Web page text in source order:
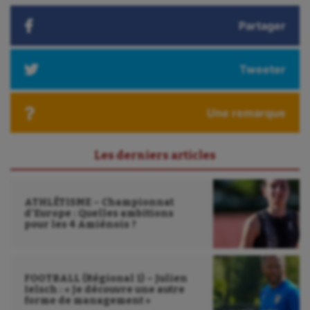
Paddle
Pétanque
Plongée
Roller-derby
Sport adapté
Partager
Tweeter
Une remarque
Les derniers articles
ATHLÉTISME – Championnat
d’Europe : Quelles ambitions
pour les 4 Amiénois ?
FOOTBALL (Régional 1) – Julien
Ielsch : « Je découvre une autre
forme de management »